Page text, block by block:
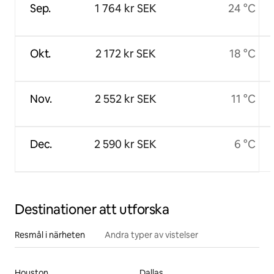
Sep.
Okt.
Nov.
Dec.
1 764 kr SEK
2 172 kr SEK
2 552 kr SEK
2 590 kr SEK
24 °C
18 °C
11 °C
6 °C
Destinationer att utforska
Resmål i närheten Andra typer av vistelser